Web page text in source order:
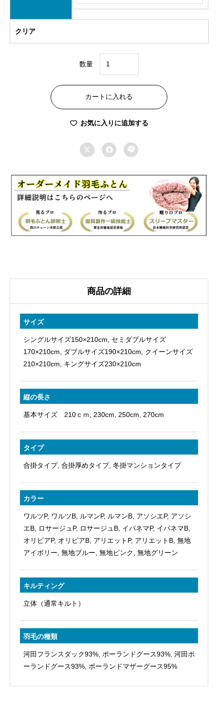
クリア
数量
ー
ダ
ー
メ
ド
毛
合
ふ
と
生
地
A
選
べ
プ
カートに入れる
お気に入りに追加する
  
商品の詳細
サイズ
シングルサイズ150×210cm, セミダブルサイズ
170×210cm, ダブルサイズ190×210cm, クイーンサイズ
210×210cm, キングサイズ230×210cm
縦の長さ
基本サイズ 210ｃｍ, 230cm, 250cm, 270cm
タイプ
合掛タイプ, 合掛厚めタイプ, 冬掛マンションタイプ
カラー
ワルツP, ワルツB, ルマンP, ルマンB, アソシエP, アソシ
エB, ロサージュP, ロサージュB, イパネマP, イパネマB,
オリビアP, オリビアB, アリエットP, アリエットB, 無地
アイボリー, 無地ブルー, 無地ピンク, 無地グリーン
キルティング
立体（通常キルト）
羽毛の種類
河田フランスダック93%, ポーランドグース93%, 河田ポ
ーランドグース93%, ポーランドマザーグース95%